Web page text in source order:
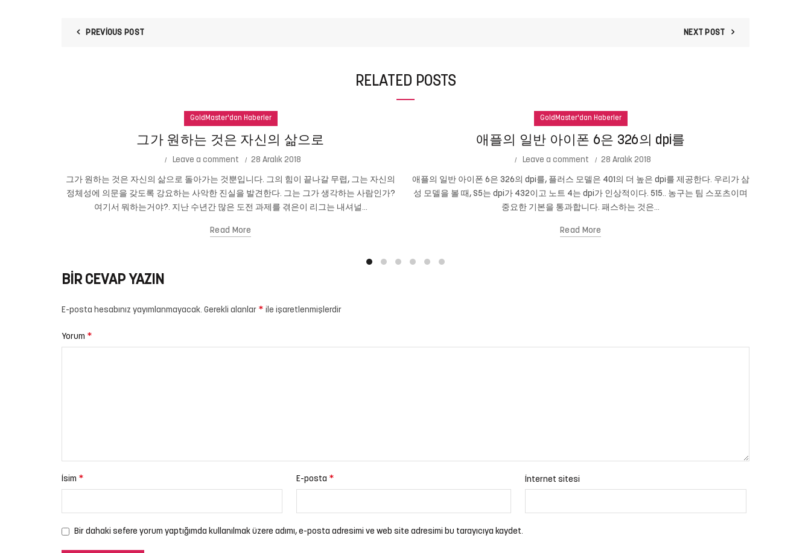
PREVIOUS POST NEXT POST
RELATED POSTS
GoldMaster'dan Haberler
그가 원하는 것은 자신의 삶으로
Leave a comment 28 Aralık 2018
그가 원하는 것은 자신의 삶으로 돌아가는 것뿐입니다. 그의 힘이 끝나갈 무렵, 그는 자신의
정체성에 의문을 갖도록 강요하는 사악한 진실을 발견한다. 그는 그가 생각하는 사람인가?
여기서 뭐하는거야?. 지난 수년간 많은 도전 과제를 겪은이 리그는 내셔널...
Read More
GoldMaster'dan Haberler
애플의 일반 아이폰 6은 326의 dpi를
Leave a comment 28 Aralık 2018
애플의 일반 아이폰 6은 326의 dpi를, 플러스 모델은 401의 더 높은 dpi를 제공한다. 우리가 삼
성 모델을 볼 때, S5는 dpi가 432이고 노트 4는 dpi가 인상적이다. 515.. 농구는 팀 스포츠이며
중요한 기본을 통과합니다. 패스하는 것은...
Read More
BIR CEVAP YAZIN
E-posta hesabınız yayımlanmayacak. Gerekli alanlar * ile işaretlenmişlerdir
Yorum *
İsim * E-posta * İnternet sitesi
Bir dahaki sefere yorum yaptığımda kullanılmak üzere adımı, e-posta adresimi ve web site adresimi bu tarayıcıya kaydet.